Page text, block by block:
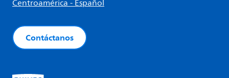
Centroamérica - Español
Contáctanos